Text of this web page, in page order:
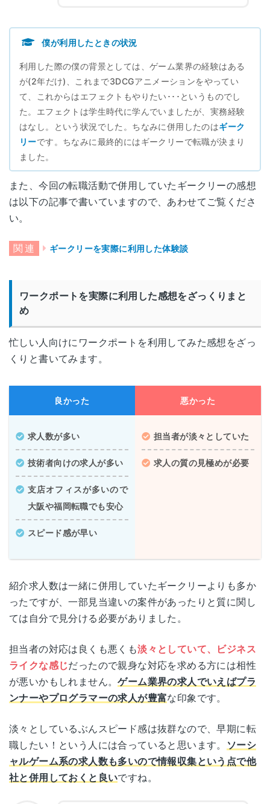
僕が利用したときの状況
利用した際の僕の背景としては、ゲーム業界の経験はある
が(2年だけ)、これまで3DCGアニメーションをやってい
て、これからはエフェクトもやりたい･･･というものでし
た。エフェクトは学生時代に学んでいましたが、実務経験
はなし。という状況でした。ちなみに併用したのはギーク
リーです。ちなみに最終的にはギークリーで転職が決まり
ました。
また、今回の転職活動で併用していたギークリーの感想
は以下の記事で書いていますので、あわせてご覧くださ
い。
ギークリーを実際に利用した体験談
ワークポートを実際に利用した感想をざっくりまと
め
忙しい人向けにワークポートを利用してみた感想をざっ
くりと書いてみます。
良かった 悪かった
求人数が多い
技術者向けの求人が多い
支店オフィスが多いので
大阪や福岡転職でも安心
スピード感が早い
担当者が淡々としていた
求人の質の見極めが必要
紹介求人数は一緒に併用していたギークリーよりも多か
ったですが、一部見当違いの案件があったりと質に関し
ては自分で見分ける必要がありました。
担当者の対応は良くも悪くも淡々としていて、ビジネス
ライクな感じだったので親身な対応を求める方には相性
が悪いかもしれません。ゲーム業界の求人でいえばプラ
ンナーやプログラマーの求人が豊富な印象です。
淡々としているぶんスピード感は抜群なので、早期に転
職したい！という人には合っていると思います。
ソーシ
ャルゲーム系の求人数も多いので情報収集という点で他
社と併用しておくと良いですね。